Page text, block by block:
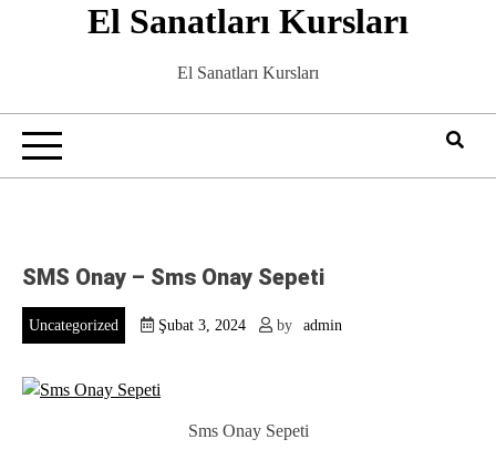
El Sanatları Kursları
El Sanatları Kursları
SMS Onay – Sms Onay Sepeti
Uncategorized Şubat 3, 2024 by admin
Sms Onay Sepeti